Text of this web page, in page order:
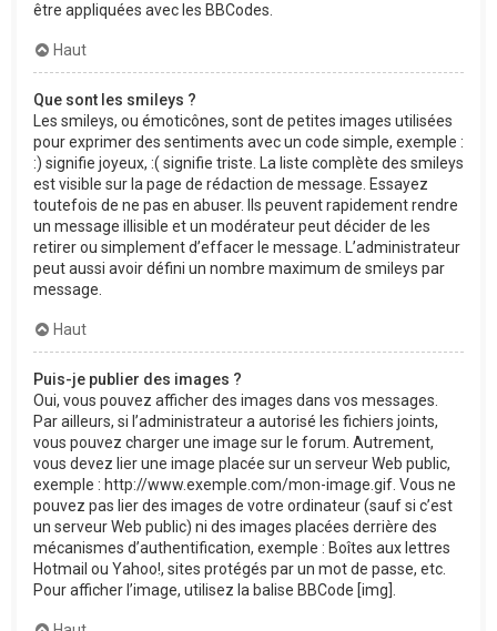
être appliquées avec les BBCodes.
Haut
Que sont les smileys ?
Les smileys, ou émoticônes, sont de petites images utilisées
pour exprimer des sentiments avec un code simple, exemple :
:) signifie joyeux, :( signifie triste. La liste complète des smileys
est visible sur la page de rédaction de message. Essayez
toutefois de ne pas en abuser. Ils peuvent rapidement rendre
un message illisible et un modérateur peut décider de les
retirer ou simplement d’effacer le message. L’administrateur
peut aussi avoir défini un nombre maximum de smileys par
message.
Haut
Puis-je publier des images ?
Oui, vous pouvez afficher des images dans vos messages.
Par ailleurs, si l’administrateur a autorisé les fichiers joints,
vous pouvez charger une image sur le forum. Autrement,
vous devez lier une image placée sur un serveur Web public,
exemple : http://www.exemple.com/mon-image.gif. Vous ne
pouvez pas lier des images de votre ordinateur (sauf si c’est
un serveur Web public) ni des images placées derrière des
mécanismes d’authentification, exemple : Boîtes aux lettres
Hotmail ou Yahoo!, sites protégés par un mot de passe, etc.
Pour afficher l’image, utilisez la balise BBCode [img].